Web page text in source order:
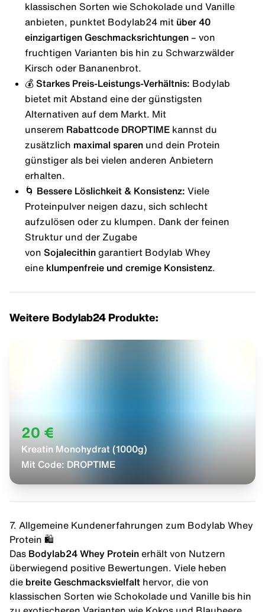
klassischen Sorten wie Schokolade und Vanille
anbieten, punktet Bodylab24 mit über 40
einzigartigen Geschmacksrichtungen– von
fruchtigen Varianten bis hin zu Schwarzwälder
Kirsch oder Bananenbrot.
💰 Starkes Preis-Leistungs-Verhältnis: Bodylab
bietet mit Abstand eine der günstigsten
Alternativen auf dem Markt. Mit
unserem Rabattcode DROPTIMEkannst du
zusätzlich maximal sparenund dein Protein
günstiger als bei vielen anderen Anbietern
erhalten.
🌀 Bessere Löslichkeit & Konsistenz: Viele
Proteinpulver neigen dazu, sich schlecht
aufzulösen oder zu klumpen. Dank der feinen
Struktur und der Zugabe
von Sojalecithingarantiert Bodylab Whey
eine klumpenfreie und cremige Konsistenz.
Weitere Bodylab24 Produkte:
20 €
Kreatin Monohydrat (1000g)
Mit Code: DROPTIME
7. Allgemeine Kundenerfahrungen zum Bodylab Whey
Protein 🛍️
Das Bodylab24 Whey Protein erhält von Nutzern
überwiegend positive Bewertungen. Viele heben
die breite Geschmacksvielfalt hervor, die von
klassischen Sorten wie Schokolade und Vanille bis hin